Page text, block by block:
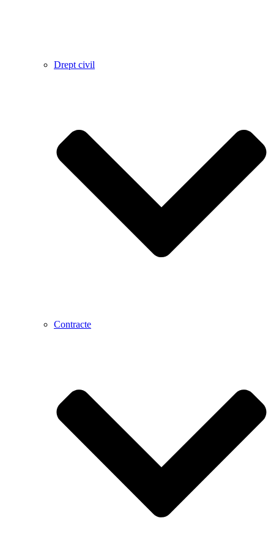
Drept civil
Contracte